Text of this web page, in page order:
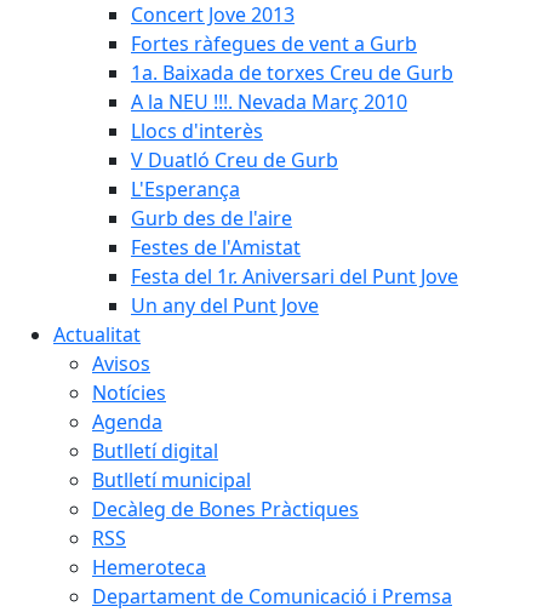
Concert Jove 2013
Fortes ràfegues de vent a Gurb
1a. Baixada de torxes Creu de Gurb
A la NEU !!!. Nevada Març 2010
Llocs d'interès
V Duatló Creu de Gurb
L'Esperança
Gurb des de l'aire
Festes de l'Amistat
Festa del 1r. Aniversari del Punt Jove
Un any del Punt Jove
Actualitat
Avisos
Notícies
Agenda
Butlletí digital
Butlletí municipal
Decàleg de Bones Pràctiques
RSS
Hemeroteca
Departament de Comunicació i Premsa